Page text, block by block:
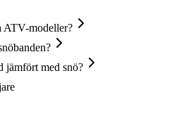
ATV-modeller?
jämfört med snö?